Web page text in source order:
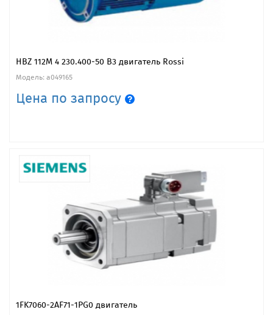
HBZ 112M 4 230.400-50 B3 двигатель Rossi
Модель: a049165
Цена по запросу
1FK7060-2AF71-1PG0 двигатель